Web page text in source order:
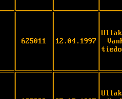
625011 12.04.1997